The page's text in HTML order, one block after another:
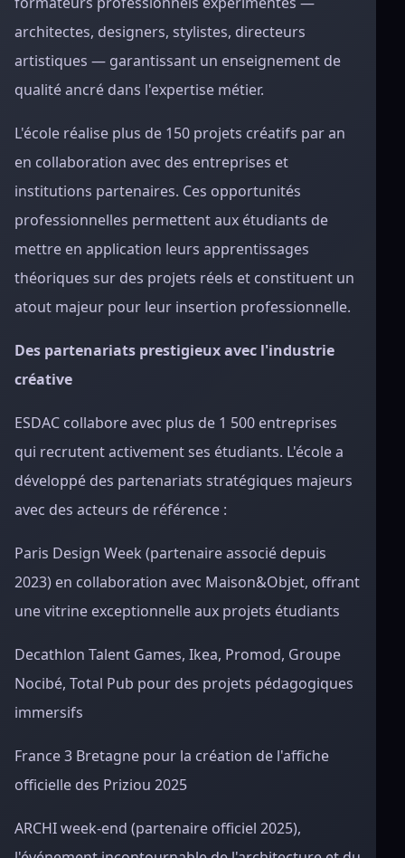
architectes, designers, stylistes, directeurs
artistiques — garantissant un enseignement de
qualité ancré dans l'expertise métier.
L'école réalise plus de 150 projets créatifs par an
en collaboration avec des entreprises et
institutions partenaires. Ces opportunités
professionnelles permettent aux étudiants de
mettre en application leurs apprentissages
théoriques sur des projets réels et constituent un
atout majeur pour leur insertion professionnelle.
Des partenariats prestigieux avec l'industrie
créative
ESDAC collabore avec plus de 1 500 entreprises
qui recrutent activement ses étudiants. L'école a
développé des partenariats stratégiques majeurs
avec des acteurs de référence :
Paris Design Week (partenaire associé depuis
2023) en collaboration avec Maison&Objet, offrant
une vitrine exceptionnelle aux projets étudiants
Decathlon Talent Games, Ikea, Promod, Groupe
Nocibé, Total Pub pour des projets pédagogiques
immersifs
France 3 Bretagne pour la création de l'affiche
officielle des Priziou 2025
ARCHI week-end (partenaire officiel 2025),